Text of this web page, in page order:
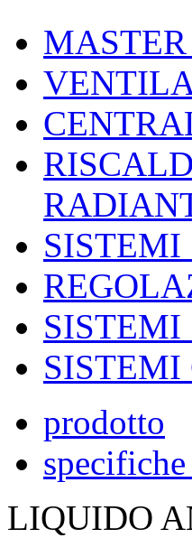
SISTEMI
SISTEMI
prodotto
LIQUIDO